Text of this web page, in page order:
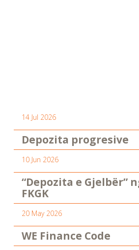
14 Jul 2026
Depozita progresive
10 Jun 2026
“Depozita e Gjelbër”
FKGK
20 May 2026
WE Finance Code